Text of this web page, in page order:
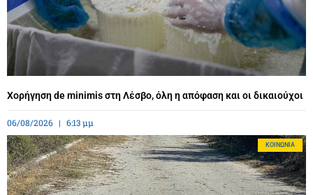
Χορήγηση de minimis στη Λέσβο, όλη η απόφαση και οι δικαιούχοι
06/08/2026 6:13 μμ
ΚΟΙΝΩΝΊΑ